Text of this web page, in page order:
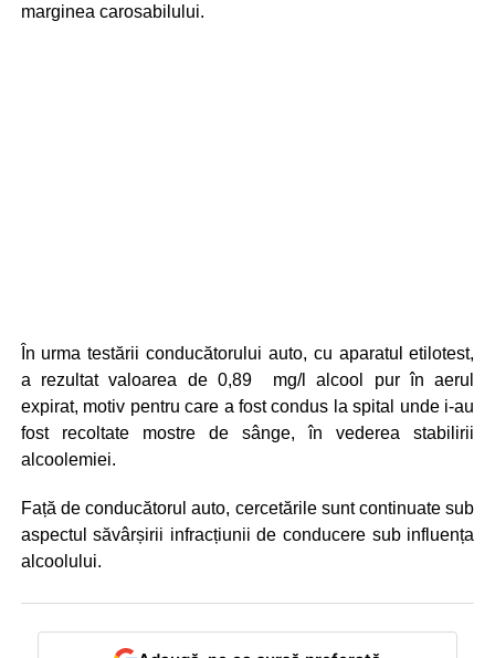
marginea carosabilului.
În urma testării conducătorului auto, cu aparatul etilotest,
a rezultat valoarea de 0,89 mg/l alcool pur în aerul
expirat, motiv pentru care a fost condus la spital unde i-au
fost recoltate mostre de sânge, în vederea stabilirii
alcoolemiei.
Față de conducătorul auto, cercetările sunt continuate sub
aspectul săvârșirii infracțiunii de conducere sub influența
alcoolului.